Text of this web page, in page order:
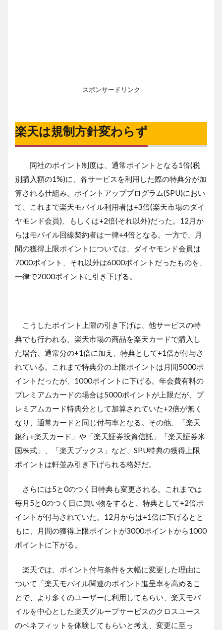
スポンサードリンク
楽天は規制方針変わらず
同社のポイント制度は、通常ポイントとなる1倍(税
別購入額の1%)に、各サービスを利用した際の特典分が加
算される仕組み。ポイントアッププログラム(SPU)におい
て、これまで楽天モバイル利用者は+3倍(楽天市場のダイ
ヤモンド会員)、もしくは+2倍(それ以外)だった。12月か
らはモバイル回線契約者は一律+4倍となる。一方で、月
間の獲得上限ポイントについては、ダイヤモンド会員は
7000ポイント、それ以外は6000ポイントだったものを、
一律で2000ポイントに引き下げる。
こうしたポイント上限の引き下げは、他サービスの特
典でも行われる。楽天市場の商品を楽天カードで購入し
た場合、通常分の+1倍に加え、特典として+1倍が付与さ
れている。これまで特典分の上限ポイントは月間5000ポ
イントだったが、1000ポイントに下げる。年会費有料の
プレミアムカードの場合は5000ポイントが上限だが、プ
レミアムカード特典分として加算されていた+2倍が無く
なり、通常カードと同じ付与率となる。その他、「楽天
銀行+楽天カード」や「楽天証券投資信託」「楽天証券米
国株式」、「楽天ブックス」など、SPU特典の獲得上限
ポイントは軒並み引き下げられる格好だ。
さらには5と0のつく日特典も変更される。これまでは
毎月5と0のつく日に買い物をすると、特典として+2倍ポ
イントが付与されていた。12月からは+1倍に下げるとと
もに、月間の獲得上限ポイントが3000ポイントから1000
ポイントに下がる。
楽天では、ポイント付与条件を大幅に変更した理由に
ついて「楽天モバイル関連のポイント進呈率を高めるこ
とで、より多くのユーザーに利用してもらい、楽天モバ
イルを中心とした楽天グループサービスのクロスユース
のベネフィットを体験してもらいと考え、変更に至っ